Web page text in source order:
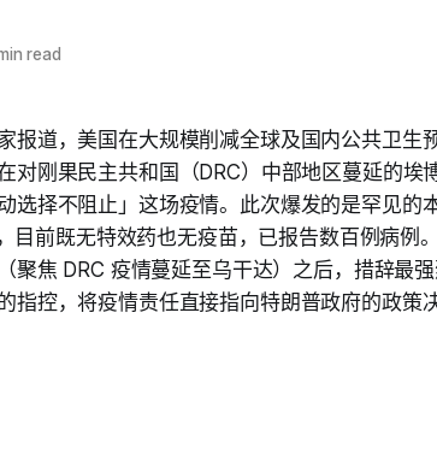
read
报道，美国在大规模削减全球及国内公共卫生
对刚果民主共和国（DRC）中部地区蔓延的埃
选择不阻止」这场疫情。此次爆发的是罕见的
目前既无特效药也无疫苗，已报告数百例病例
聚焦 DRC 疫情蔓延至乌干达）之后，措辞最
控，将疫情责任直接指向特朗普政府的政策